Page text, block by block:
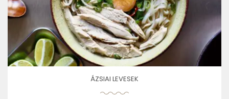
ÁZSIAI LEVESEK